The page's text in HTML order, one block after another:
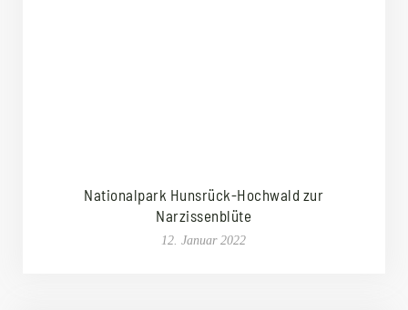
Nationalpark Hunsrück-Hochwald zur
Narzissenblüte
12. Januar 2022